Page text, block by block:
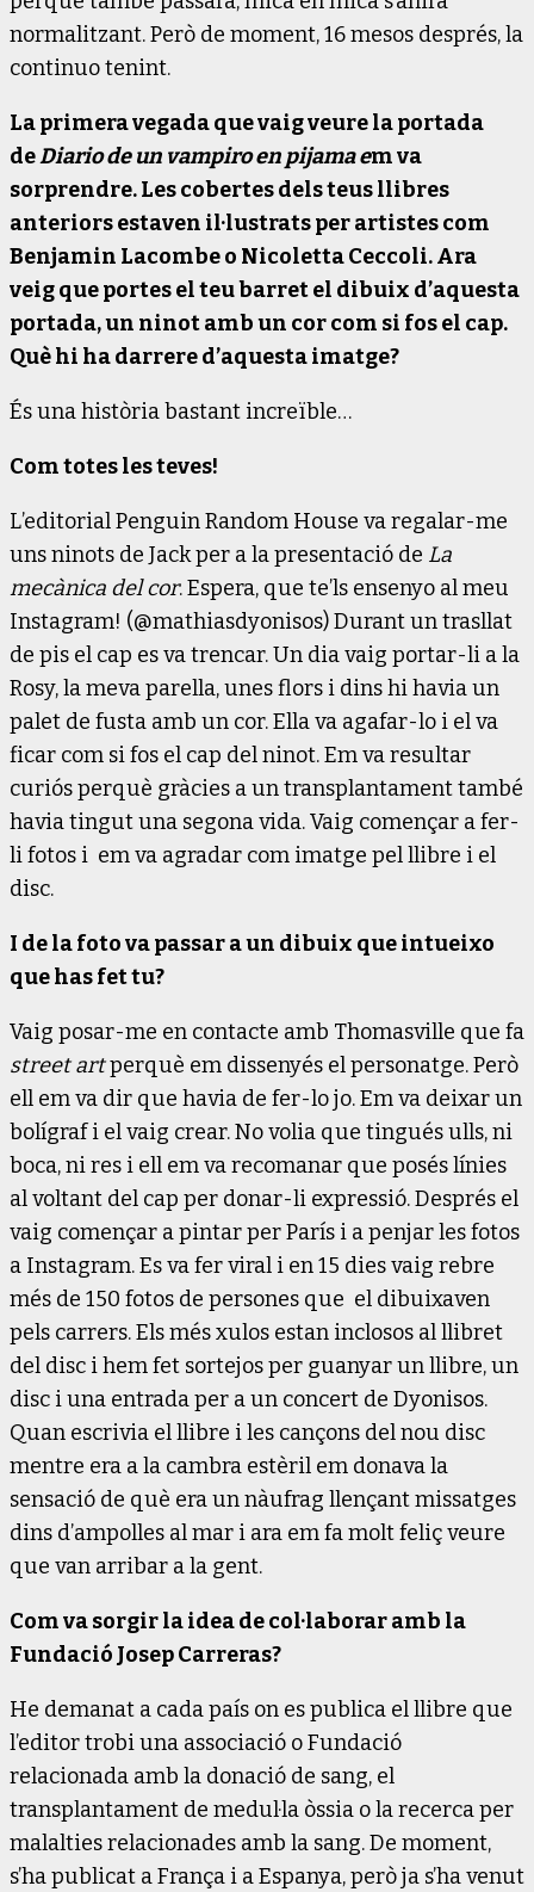
normalitzant. Però de moment, 16 mesos després, la
continuo tenint.
La primera vegada que vaig veure la portada
deDiario de un vampiro en pijama em va
sorprendre. Les cobertes dels teus llibres
anteriors estaven il·lustrats per artistes com
Benjamin Lacombe o Nicoletta Ceccoli. Ara
veig que portes el teu barret el dibuix d’aquesta
portada, un ninot amb un cor com si fos el cap.
Què hi ha darrere d’aquesta imatge?
És una història bastant increïble…
Com totes les teves!
L’editorial Penguin Random House va regalar-me
uns ninots de Jack per a la presentació de La
mecànica del cor. Espera, que te’ls ensenyo al meu
Instagram! (@mathiasdyonisos) Durant un trasllat
de pis el cap es va trencar. Un dia vaig portar-li a la
Rosy, la meva parella, unes flors i dins hi havia un
palet de fusta amb un cor. Ella va agafar-lo i el va
ficar com si fos el cap del ninot. Em va resultar
curiós perquè gràcies a un transplantament també
havia tingut una segona vida. Vaig començar a fer-
li fotos i em va agradar com imatge pel llibre i el
disc.
I de la foto va passar a un dibuix que intueixo
que has fet tu?
Vaig posar-me en contacte amb Thomasville que fa
street artperquè em dissenyés el personatge. Però
ell em va dir que havia de fer-lo jo. Em va deixar un
bolígraf i el vaig crear. No volia que tingués ulls, ni
boca, ni res i ell em va recomanar que posés línies
al voltant del cap per donar-li expressió. Després el
vaig començar a pintar per París i a penjar les fotos
a Instagram. Es va fer viral i en 15 dies vaig rebre
més de 150 fotos de persones que el dibuixaven
pels carrers. Els més xulos estan inclosos al llibret
del disc i hem fet sortejos per guanyar un llibre, un
disc i una entrada per a un concert de Dyonisos.
Quan escrivia el llibre i les cançons del nou disc
mentre era a la cambra estèril em donava la
sensació de què era un nàufrag llençant missatges
dins d’ampolles al mar i ara em fa molt feliç veure
que van arribar a la gent.
Com va sorgir la idea de col·laborar amb la
Fundació Josep Carreras?
He demanat a cada país on es publica el llibre que
l’editor trobi una associació o Fundació
relacionada amb la donació de sang, el
transplantament de medul·la òssia o la recerca per
malalties relacionades amb la sang. De moment,
s’ha publicat a França i a Espanya, però ja s’ha venut